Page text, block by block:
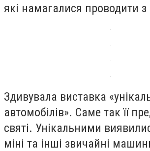
які намагалися проводити з
Здивувала виставка
автомобілів». Саме так її
святі. Унікальними
міні та інші звичайні